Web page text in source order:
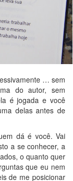
… sem
do autor, sem
é jogada e você
delas antes de
dá é você. Vai
a se conhecer, a
o quanto quer
que eu nem
de me posicionar